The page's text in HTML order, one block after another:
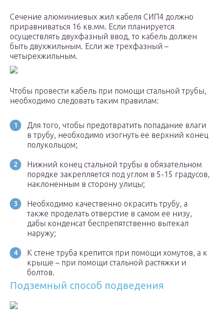
Сечение алюминиевых жил кабеля СИП4 должно
приравниваться 16 кв.мм. Если планируется
осуществлять двухфазный ввод, то кабель должен
быть двухжильным. Если же трехфазный –
четырехжильным.
Чтобы провести кабель при помощи стальной трубы,
необходимо следовать таким правилам:
Для того, чтобы предотвратить попадание влаги
в трубу, необходимо изогнуть ее верхний конец
полукольцом;
Нижний конец стальной трубы в обязательном
порядке закрепляется под углом в 5-15 градусов,
наклоненным в сторону улицы;
Необходимо качественно окрасить трубу, а
также проделать отверстие в самом ее низу,
дабы конденсат беспрепятственно вытекал
наружу;
К стене труба крепится при помощи хомутов, а к
крыше – при помощи стальной растяжки и
болтов.
Подземный способ подведения